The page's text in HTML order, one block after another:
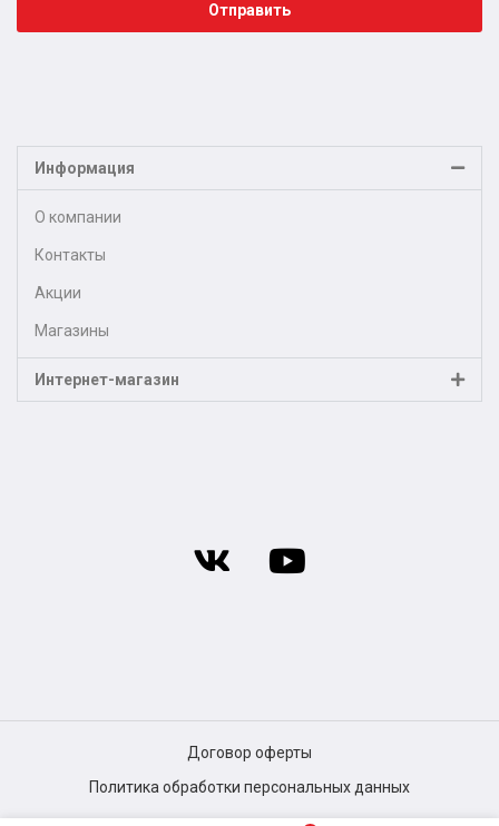
Отправить
Информация
О компании
Контакты
Акции
Магазины
Интернет-магазин
Договор оферты
Политика обработки персональных данных